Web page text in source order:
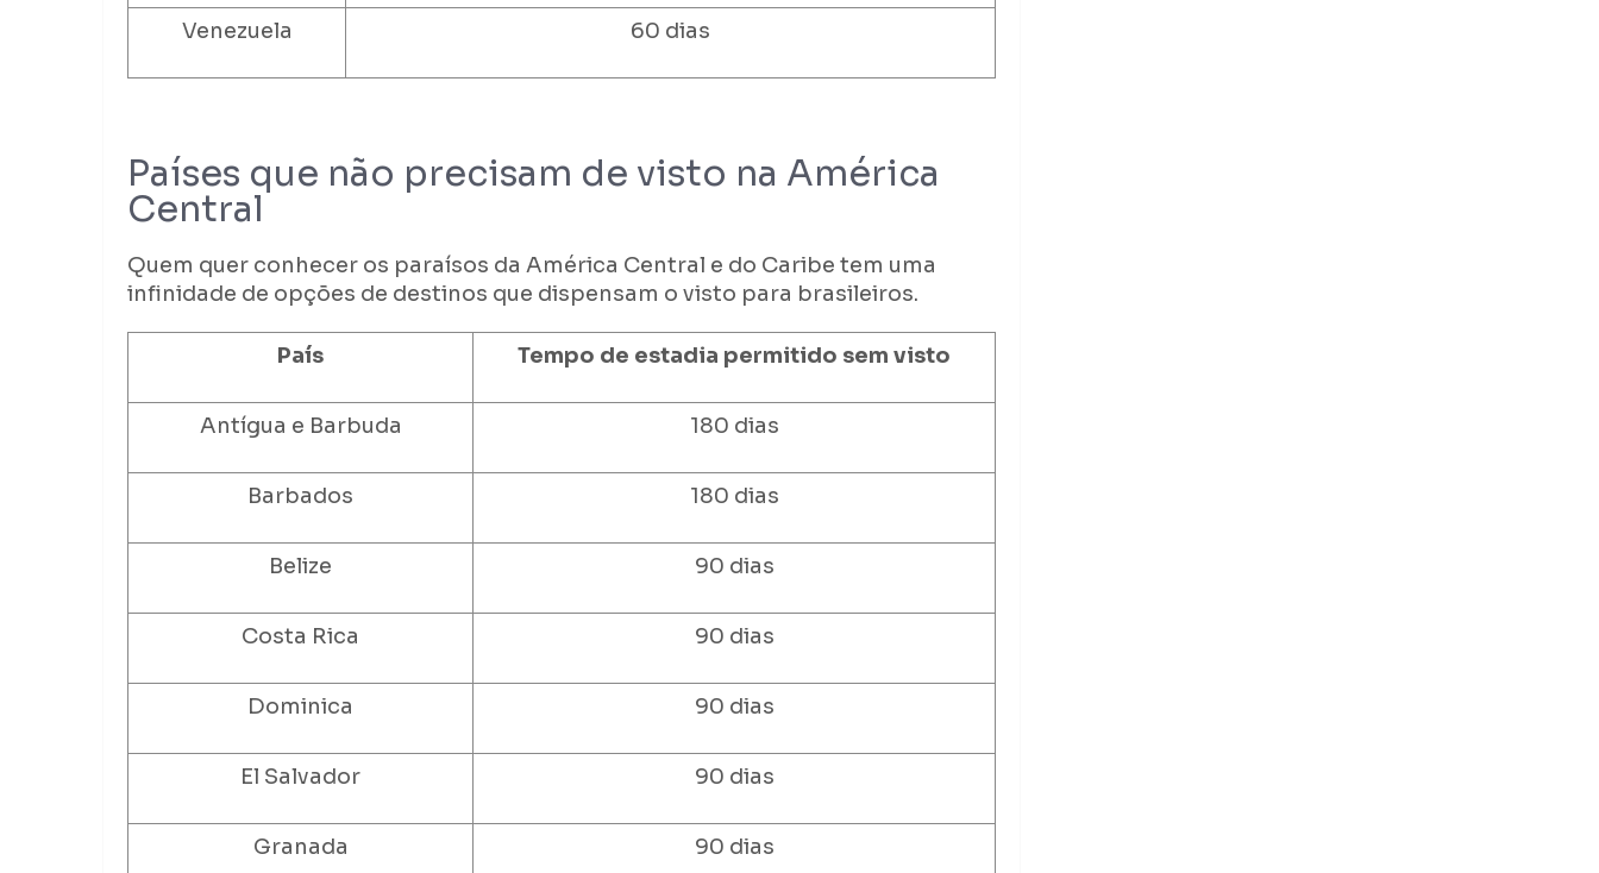
Venezuela 60 dias
Países que não precisam de visto na América
Central
Quem quer conhecer os paraísos da América Central e do Caribe tem uma
infinidade de opções de destinos que dispensam o visto para brasileiros.
País Tempo de estadia permitido sem visto
Antígua e Barbuda 180 dias
Barbados 180 dias
Belize 90 dias
Costa Rica 90 dias
Dominica 90 dias
El Salvador 90 dias
Granada 90 dias